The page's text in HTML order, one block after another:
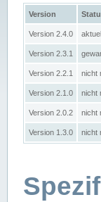
Version
Version 2.4.0
Version 2.3.1
Version 2.2.1 nicht
Version 2.1.0 nicht
Version 2.0.2 nicht
Version 1.3.0 nicht